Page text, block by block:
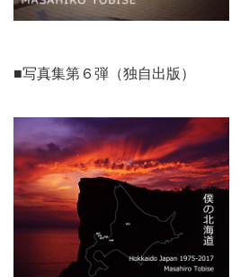
■写真集第６弾（独自出版）